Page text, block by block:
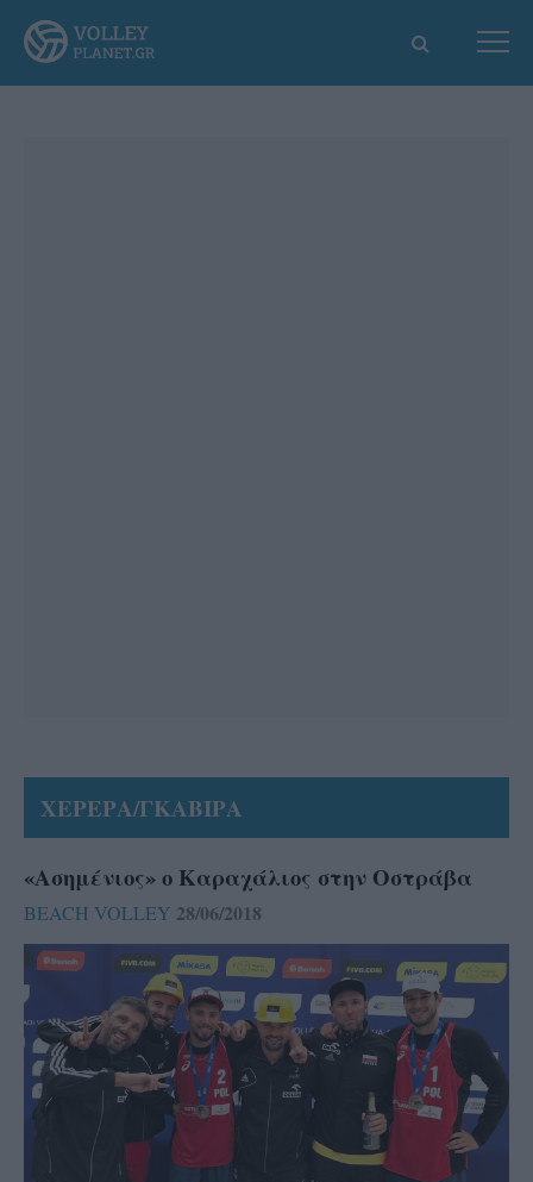
ΧΕΡΕΡΑ/ΓΚΑΒΙΡΑ
«Ασημένιος» ο Καραχάλιος στην Οστράβα
BEACH VOLLEY 28/06/2018